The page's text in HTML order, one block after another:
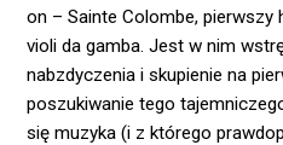
on – Sainte Colombe, pierwszy
violi da gamba. Jest w nim
nabzdyczenia i skupienie na
poszukiwanie tego
się muzyka (i z którego